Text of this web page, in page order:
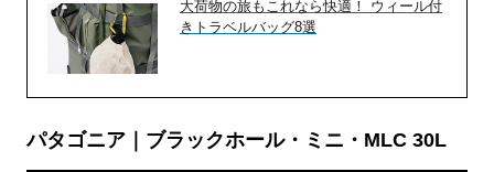
大荷物の旅もこれなら快適！ ウィール付
きトラベルバッグ8選
パタゴニア｜ブラックホール・ミニ・MLC 30L